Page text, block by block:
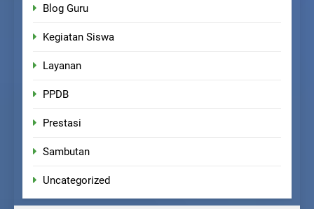
Blog Guru
Kegiatan Siswa
Layanan
PPDB
Prestasi
Sambutan
Uncategorized